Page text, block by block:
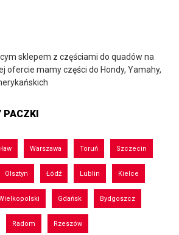
sklepem z częściami do quadów na
ofercie mamy części do Hondy, Yamahy,
PACZKI
Warszawa Toruń Szczecin
Olsztyn Łódź Lublin Kielce
Gdańsk Bydgoszcz
Radom Rzeszów